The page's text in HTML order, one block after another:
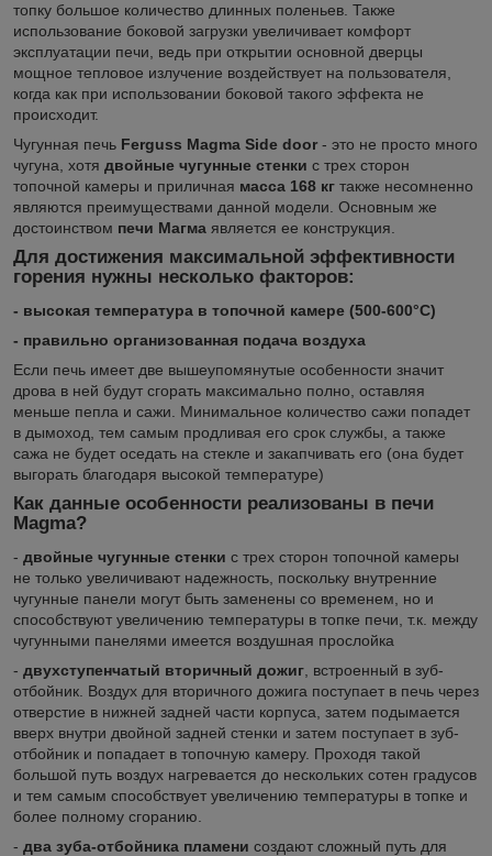
топку большое количество длинных поленьев. Также
использование боковой загрузки увеличивает комфорт
эксплуатации печи, ведь при открытии основной дверцы
мощное тепловое излучение воздействует на пользователя,
когда как при использовании боковой такого эффекта не
происходит.
Чугунная печь Ferguss Magma Side door - это не просто много
чугуна, хотя двойные чугунные стенки с трех сторон
топочной камеры и приличная масса 168 кг также несомненно
являются преимуществами данной модели. Основным же
достоинством печи Магма является ее конструкция.
Для достижения максимальной эффективности
горения нужны несколько факторов:
- высокая температура в топочной камере (500-600°C)
- правильно организованная подача воздуха
Если печь имеет две вышеупомянутые особенности значит
дрова в ней будут сгорать максимально полно, оставляя
меньше пепла и сажи. Минимальное количество сажи попадет
в дымоход, тем самым продливая его срок службы, а также
сажа не будет оседать на стекле и закапчивать его (она будет
выгорать благодаря высокой температуре)
Как данные особенности реализованы в печи
Magma?
- двойные чугунные стенки с трех сторон топочной камеры
не только увеличивают надежность, поскольку внутренние
чугунные панели могут быть заменены со временем, но и
способствуют увеличению температуры в топке печи, т.к. между
чугунными панелями имеется воздушная прослойка
- двухступенчатый вторичный дожиг , встроенный в зуб-
отбойник. Воздух для вторичного дожига поступает в печь через
отверстие в нижней задней части корпуса, затем подымается
вверх внутри двойной задней стенки и затем поступает в зуб-
отбойник и попадает в топочную камеру. Проходя такой
большой путь воздух нагревается до нескольких сотен градусов
и тем самым способствует увеличению температуры в топке и
более полному сгоранию.
- два зуба-отбойника пламени создают сложный путь для